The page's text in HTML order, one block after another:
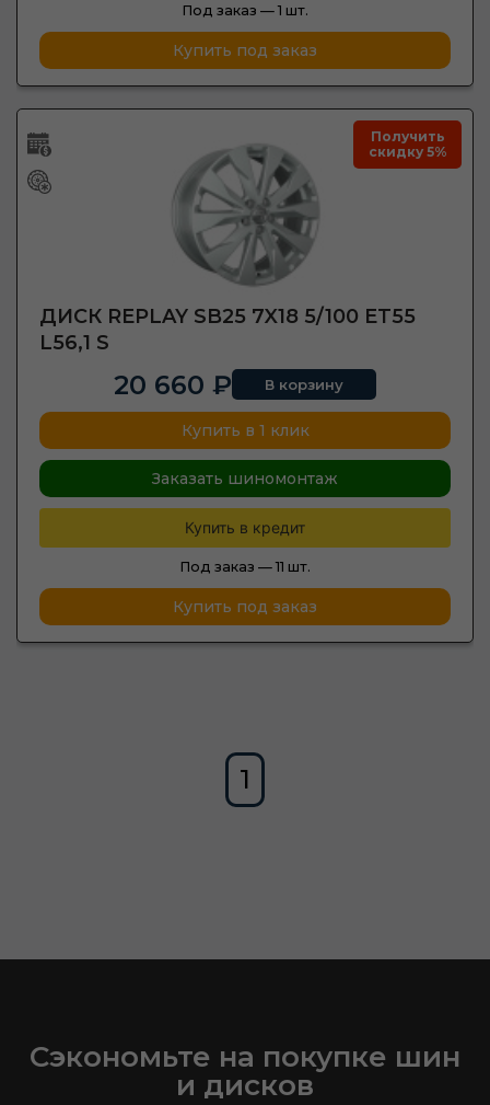
Под заказ — 1 шт.
Купить под заказ
Получить
скидку 5%
ДИСК REPLAY SB25 7X18 5/100 ET55
L56,1 S
20 660 ₽ В корзину
Купить в 1 клик
Заказать шиномонтаж
Купить в кредит
Под заказ — 11 шт.
Купить под заказ
1
Сэкономьте на покупке шин
и дисков